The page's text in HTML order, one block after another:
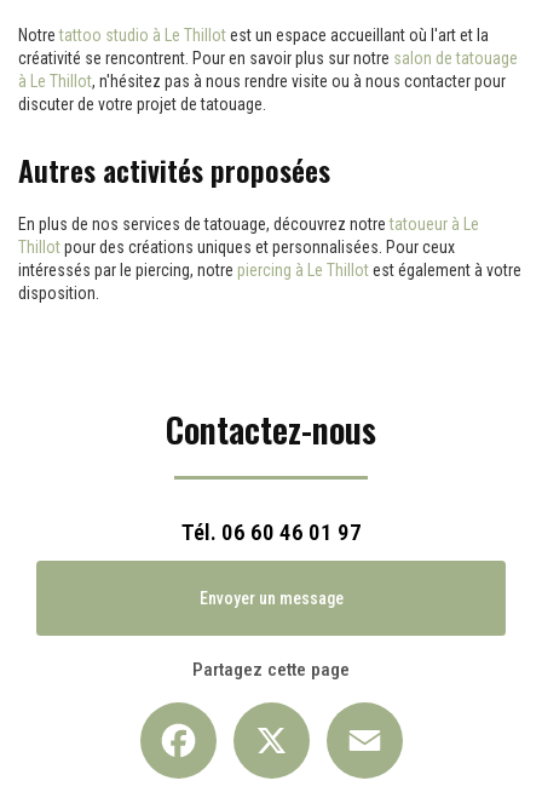
Notretattoo studio à Le Thillotest un espace accueillant où l'art et la
créativité se rencontrent. Pour en savoir plus sur notre salon de tatouage
à Le Thillot, n'hésitez pas à nous rendre visite ou à nous contacter pour
discuter de votre projet de tatouage.
Autres activités proposées
En plus de nos services de tatouage, découvrez notretatoueur à Le
Thillotpour des créations uniques et personnalisées. Pour ceux
intéressés par le piercing, notre piercing à Le Thillotest également à votre
disposition.
Contactez-nous
Tél. 06 60 46 01 97
Envoyer un message
Partagez cette page
Facebook